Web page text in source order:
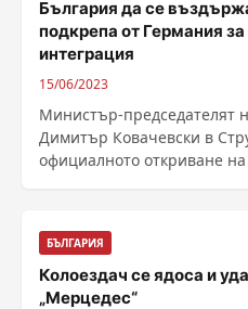
България да се
подкрепа от Германия
интеграция
15/06/2023
Министър-председателят
Димитър Ковачевски в
официалното откриване
БЪЛГАРИЯ
Колоездач се ядоса и
„Мерцедес“